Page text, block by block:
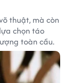
thuật, mà còn
chọn táo
toàn cầu.